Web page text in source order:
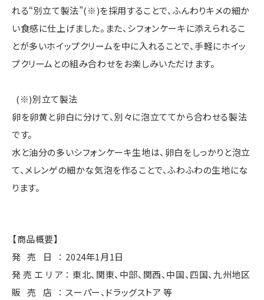
れる“別立て製法”(※)を採用することで、ふんわりキメの細か
い食感に仕上げました。また、シフォンケーキに添えられるこ
とが多いホイップクリームを中に入れることで、手軽にホイッ
プクリームとの組み合わせをお楽しみいただけます。
(※)別立て製法
卵を卵黄と卵白に分けて、別々に泡立ててから合わせる製法
です。
水と油分の多いシフォンケーキ生地は、卵白をしっかりと泡立
て、メレンゲの細かな気泡を作ることで、ふわふわの生地にな
ります。
【商品概要】
発 売 日 ： 2024年1月1日
発 売 エ リ ア ： 東北、関東、中部、関西、中国、四国、九州地区
販 売 店 ： スーパー、ドラッグストア 等